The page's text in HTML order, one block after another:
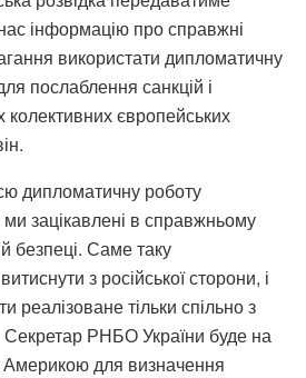
інформацію про справжні
використати дипломатичну
послаблення санкцій і
європейських
дипломатичну роботу
зацікавлені в справжньому
безпеці. Саме таку
з російської сторони, і
реалізоване тільки спільно з
РНБО України буде на
Америкою для визначення